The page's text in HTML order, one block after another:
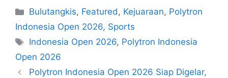
Bulutangkis, Featured, Kejuaraan, Polytron
Indonesia Open 2026, Sports
Indonesia Open 2026, Polytron Indonesia
Open 2026
Polytron Indonesia Open 2026 Siap Digelar,